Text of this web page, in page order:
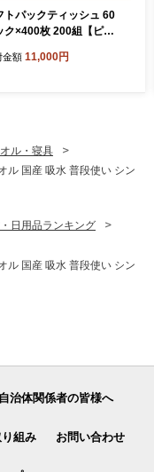
トパックティッシュ 60
ク×400枚 200組【ピュ
昇 まとめ買い 日用品 常
金額 11,000円
ル・寝具
ル 国産 吸水 普段使い シン
日用品ランキング
ル 国産 吸水 普段使い シン
自治体関係者の皆様へ
組み お問い合わせ